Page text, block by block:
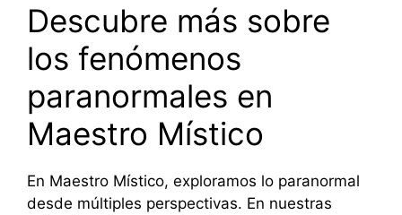
Descubre más sobre
los fenómenos
paranormales en
Maestro Místico
En Maestro Místico, exploramos lo paranormal
desde múltiples perspectivas. En nuestras